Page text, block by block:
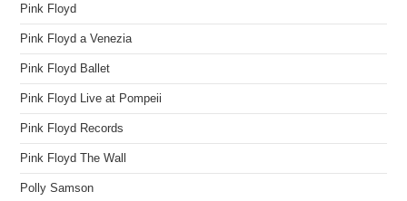
Pink Floyd
Pink Floyd a Venezia
Pink Floyd Ballet
Pink Floyd Live at Pompeii
Pink Floyd Records
Pink Floyd The Wall
Polly Samson